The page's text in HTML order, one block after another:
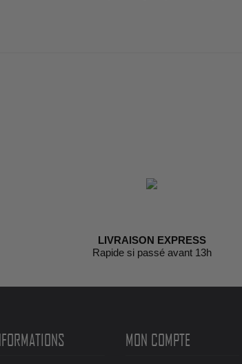
LIVRAISON EXPRESS
Rapide si passé avant 13h
MON COMPTE